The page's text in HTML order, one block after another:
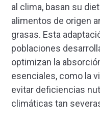
al clima, basan su
alimentos de origen
grasas. Esta
poblaciones
optimizan la
esenciales, como la
evitar deficiencias
climáticas tan